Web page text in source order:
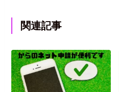
関連記事